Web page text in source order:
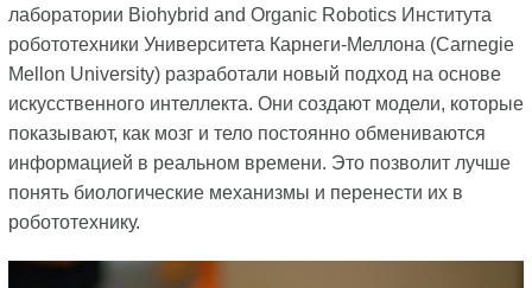
лаборатории Biohybrid and Organic Robotics Института
робототехники Университета Карнеги-Меллона (Carnegie
Mellon University) разработали новый подход на основе
искусственного интеллекта. Они создают модели, которые
показывают, как мозг и тело постоянно обмениваются
информацией в реальном времени. Это позволит лучше
понять биологические механизмы и перенести их в
робототехнику.